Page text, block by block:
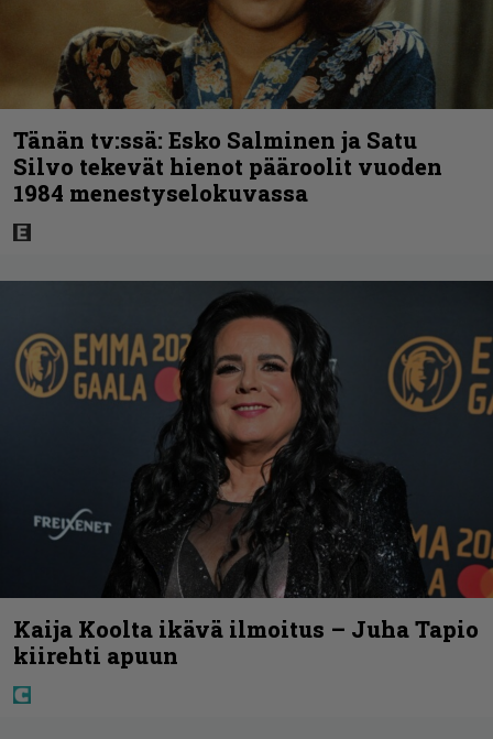
Tänän tv:ssä: Esko Salminen ja Satu
Silvo tekevät hienot pääroolit vuoden
1984 menestyselokuvassa
Kaija Koolta ikävä ilmoitus – Juha Tapio
kiirehti apuun